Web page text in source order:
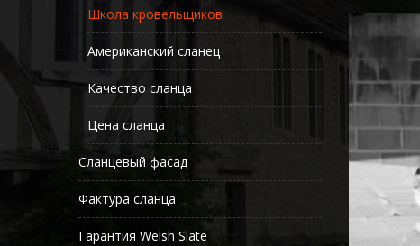
Школа кровельщиков
Американский сланец
Качество сланца
Цена сланца
Сланцевый фасад
Фактура сланца
Гарантия Welsh Slate